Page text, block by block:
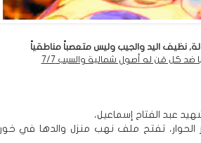
نظيف اليد والجيب وليس متعصباً مناطقياً
كل مَن له أصول شمالية والسبب 7/7
عبد الفتاح إسماعيل،
الحوار، تفتح ملف نهب منزل والدها في خور